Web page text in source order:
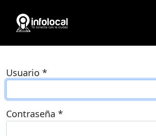
Usuario *
Contraseña *